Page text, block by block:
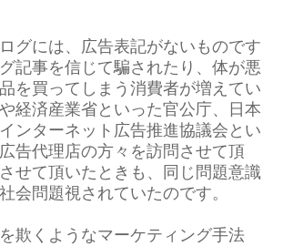
グには、広告表記がないものです
記事を信じて騙されたり、体が悪
を買ってしまう消費者が増えてい
経済産業省といった官公庁、日本
ンターネット広告推進協議会とい
告代理店の方々を訪問させて頂
せて頂いたときも、同じ問題意識
会問題視されていたのです。
欺くようなマーケティング手法